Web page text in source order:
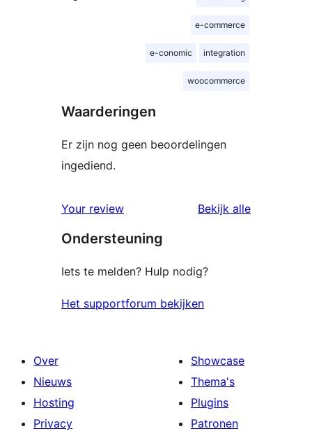
e-commerce
e-conomic integration
woocommerce
Waarderingen
Er zijn nog geen beoordelingen
ingediend.
Your review Bekijk alle
Ondersteuning
Iets te melden? Hulp nodig?
Het supportforum bekijken
Over
Nieuws
Hosting
Privacy
Showcase
Thema's
Plugins
Patronen